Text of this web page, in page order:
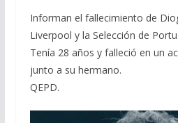
Informan el fallecimiento de
Liverpool y la Selección de
Tenía 28 años y falleció en un
junto a su hermano.
QEPD.